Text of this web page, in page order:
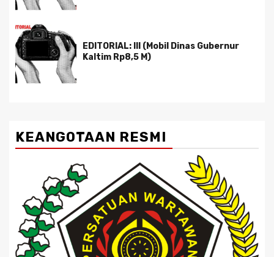
EDITORIAL: III (Mobil Dinas Gubernur
Kaltim Rp8,5 M)
KEANGOTAAN RESMI